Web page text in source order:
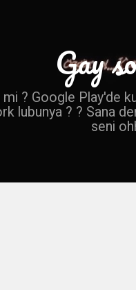
Gay
? Google Play'de
lubunya ? ? Sana
seni